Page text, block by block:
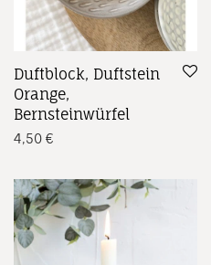
Duftblock, Duftstein
Orange,
Bernsteinwürfel
4,50 €